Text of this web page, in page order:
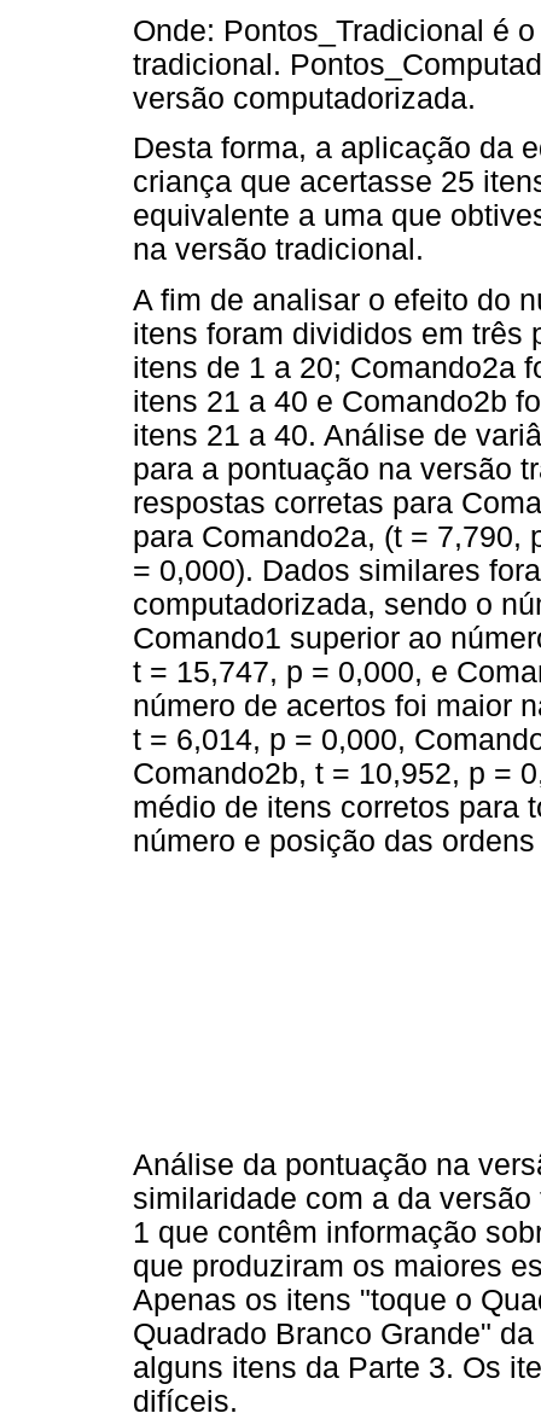
Onde: Pontos_Tradicional é
tradicional.
versão computadorizada.
Desta forma, a aplicação da
criança que acertasse 25
equivalente a uma que
na versão tradicional.
A fim de analisar o efeito do
itens foram divididos em três
itens de 1 a 20; Comando2a
itens 21 a 40 e Comando2b
itens 21 a 40. Análise de
para a pontuação na versão
respostas corretas para
para Comando2a, (t = 7,790,
= 0,000). Dados similares
computadorizada, sendo o
Comando1 superior ao
t = 15,747, p = 0,000, e
número de acertos foi maior
t = 6,014, p = 0,000,
Comando2b, t = 10,952, p =
médio de itens corretos para
número e posição das
Análise da pontuação na
similaridade com a da
1 que contêm informação
que produziram os maiores
Apenas os itens "toque o
Quadrado Branco Grande"
alguns itens da Parte 3. Os
difíceis.